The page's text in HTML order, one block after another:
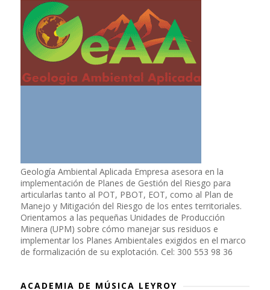
Geología Ambiental Aplicada Empresa asesora en la
implementación de Planes de Gestión del Riesgo para
articularlas tanto al POT, PBOT, EOT, como al Plan de
Manejo y Mitigación del Riesgo de los entes territoriales.
Orientamos a las pequeñas Unidades de Producción
Minera (UPM) sobre cómo manejar sus residuos e
implementar los Planes Ambientales exigidos en el marco
de formalización de su explotación. Cel: 300 553 98 36
ACADEMIA DE MÚSICA LEYROY